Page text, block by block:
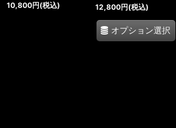
10,800円(税込) 12,800円(税込)
オプション選択